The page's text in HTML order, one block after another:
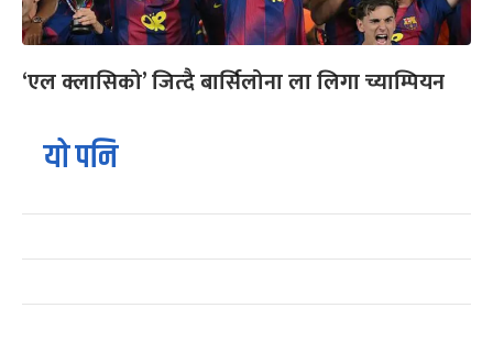
‘एल क्लासिको’ जित्दै बार्सिलोना ला लिगा च्याम्पियन
यो पनि